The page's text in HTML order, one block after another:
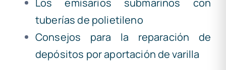
tuberías de polietileno
Consejos para la reparación de
depósitos por aportación de varilla